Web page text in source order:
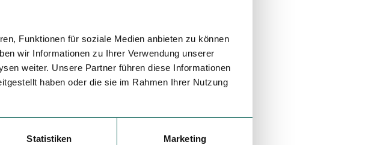
Funktionen für soziale Medien anbieten zu können
wir Informationen zu Ihrer Verwendung unserer
weiter. Unsere Partner führen diese Informationen
haben oder die sie im Rahmen Ihrer Nutzung
Statistiken Marketing
und dadurch entstehenden
den Kunstwanderweg
Trufterhain, führt
Auf der Umleitung
führt etwa parallel zur
vorbei. Die Skulptur ist am